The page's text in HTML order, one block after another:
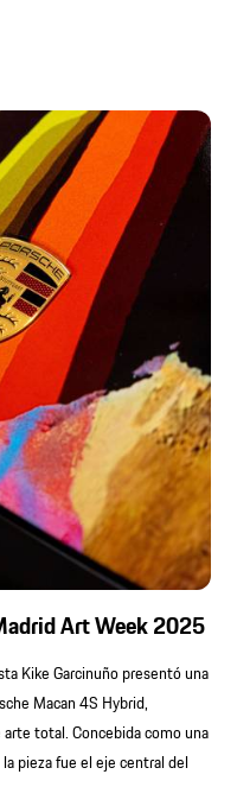
Art Week 2025
Kike Garcinuño presentó una
Macan 4S Hybrid,
total. Concebida como una
pieza fue el eje central del